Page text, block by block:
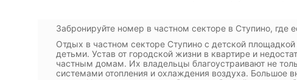
Забронируйте номер в частном секторе в Ступино, где
Отдых в частном секторе Ступино с детской
детьми. Устав от городской жизни в квартире и
частным домам. Их владельцы благоустраивают не
системами отопления и охлаждения воздуха. Большое